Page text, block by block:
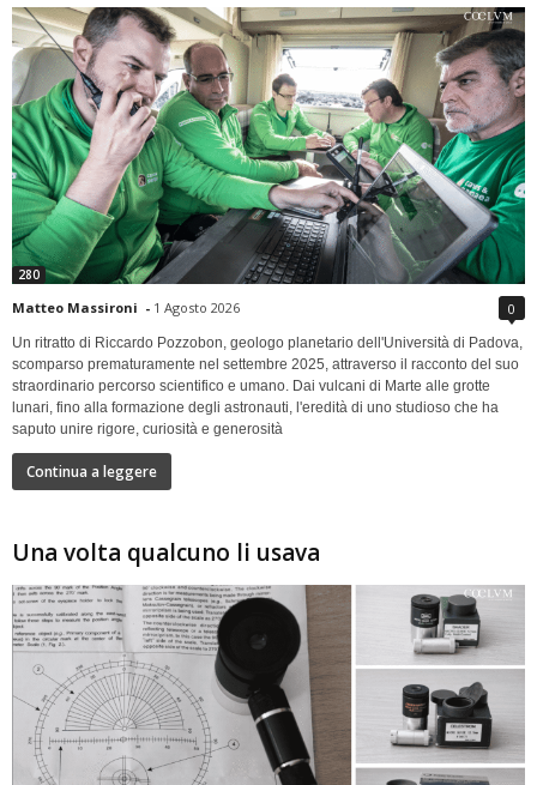
280
Matteo Massironi - 1 Agosto 2026 0
Un ritratto di Riccardo Pozzobon, geologo planetario dell'Università di Padova,
scomparso prematuramente nel settembre 2025, attraverso il racconto del suo
straordinario percorso scientifico e umano. Dai vulcani di Marte alle grotte
lunari, fino alla formazione degli astronauti, l'eredità di uno studioso che ha
saputo unire rigore, curiosità e generosità
Continua a leggere
Una volta qualcuno li usava